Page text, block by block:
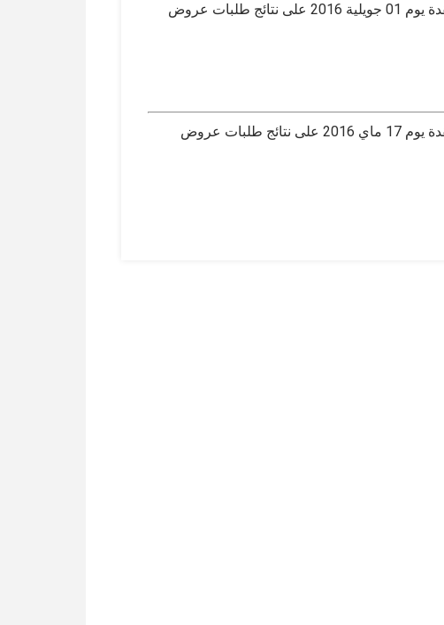
صادق مجلس إدارة ديوان الحبوب خلال جلسته المنعقدة يوم 01 جويلية 2016 على نتائج طلبات عروض
صادق مجلس إدارة ديوان الحبوب خلال جلسته المنعقدة يوم 17 ماي 2016 على نتائج طلبات عروض